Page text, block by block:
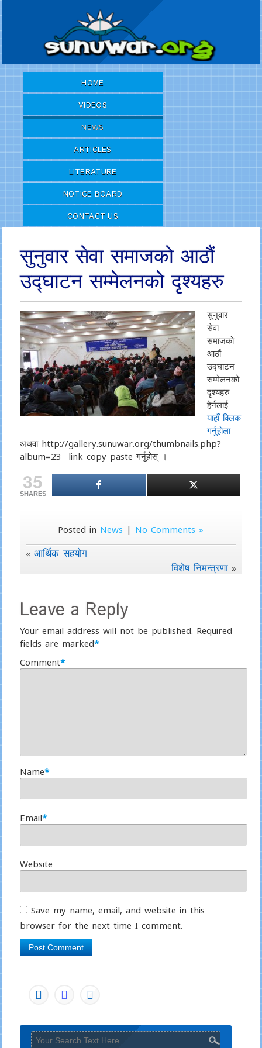
HOME
VIDEOS
NEWS
ARTICLES
LITERATURE
NOTICE BOARD
CONTACT US
सुनुवार सेवा समाजको आठौं
उद्घाटन सम्मेलनको दृश्यहरु
सुनुवार
सेवा
समाजको
आठौं
उद्घाटन
सम्मेलनको
दृश्यहरु
हेर्नलाई
याहाँ क्लिक
गर्नुहोला
अथवा http://gallery.sunuwar.org/thumbnails.php?
album=23 link copy paste गर्नुहोस् ।
35
SHARES
Posted in News | No Comments »
« आर्थिक सहयोग
विशेष निमन्त्रणा »
Leave a Reply
Your email address will not be published. Required
fields are marked*
Comment*
Name*
Email*
Website
Save my name, email, and website in this
browser for the next time I comment.